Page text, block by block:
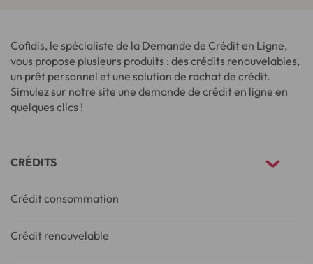
Cofidis, le spécialiste de la Demande de Crédit en Ligne,
vous propose plusieurs produits : des crédits renouvelables,
un prêt personnel et une solution de rachat de crédit.
Simulez sur notre site une demande de crédit en ligne en
quelques clics !
CRÉDITS
Crédit consommation
Crédit renouvelable